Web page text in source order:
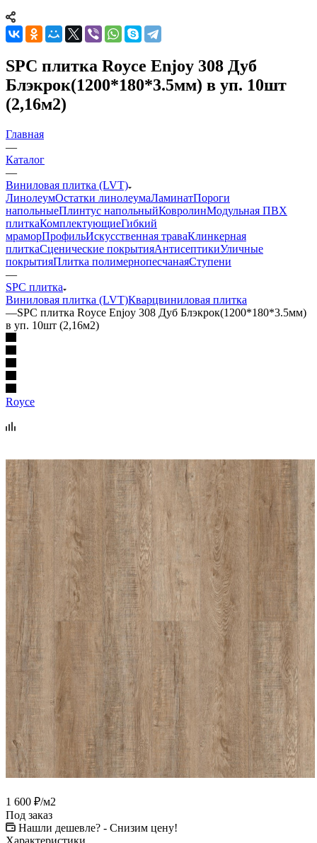
SPC плитка Royce Enjoy 308 Дуб
Блэкрок(1200*180*3.5мм) в уп. 10шт
(2,16м2)
Главная
—
Каталог
—
Виниловая плитка (LVT)
ЛинолеумОстатки линолеумаЛаминатПороги
напольныеПлинтус напольныйКовролинМодульная ПВХ
плиткаКомплектующиеГибкий
мраморПрофильИскусственная траваКлинкерная
плиткаСценические покрытияАнтисептикиУличные
покрытияПлитка полимернопесчанаяСтупени
—
SPC плитка
Виниловая плитка (LVT)Кварцвиниловая плитка
—SPC плитка Royce Enjoy 308 Дуб Блэкрок(1200*180*3.5мм)
в уп. 10шт (2,16м2)
Royce
1 600 ₽/м2
Под заказ
Нашли дешевле? - Снизим цену!
Характеристики